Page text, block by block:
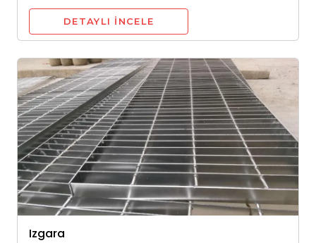
DETAYLI INCELE
Izgara